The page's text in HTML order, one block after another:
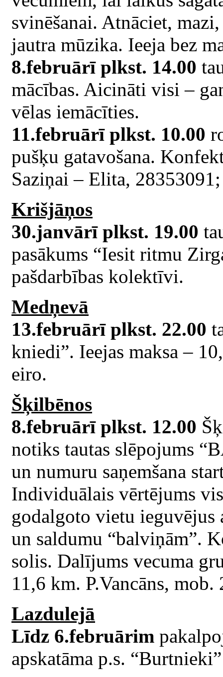
svinēšanai. Atnāciet,
jautra mūzika. Ieeja bez
8.februārī plkst. 14.00
mācības. Aicināti visi –
vēlas iemācīties.
11.februārī plkst. 10.00
pušķu gatavošana.
Saziņai – Elita,
Krišjāņos
30.janvārī plkst. 19.00
pasākums “Iesit ritmu
pašdarbības kolektīvi.
Medņevā
13.februārī plkst. 22.00
kniedi”. Ieejas maksa –
eiro.
Šķilbēnos
8.februārī plkst. 12.00
notiks tautas slēpojums
un numuru saņemšana
Individuālais vērtējums
godalgoto vietu
un saldumu “balviņām”.
solis. Dalījums vecuma
11,6 km. P.Vancāns, mob.
Lazdulejā
Līdz 6.februārim
apskatāma p.s.